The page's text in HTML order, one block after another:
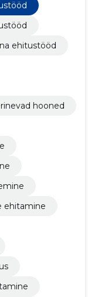
ehitustööd
hooned
ehitamine